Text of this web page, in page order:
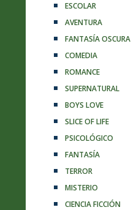
ESCOLAR
AVENTURA
FANTASÍA OSCURA
COMEDIA
ROMANCE
SUPERNATURAL
BOYS LOVE
SLICE OF LIFE
PSICOLÓGICO
FANTASÍA
TERROR
MISTERIO
CIENCIA FICCIÓN